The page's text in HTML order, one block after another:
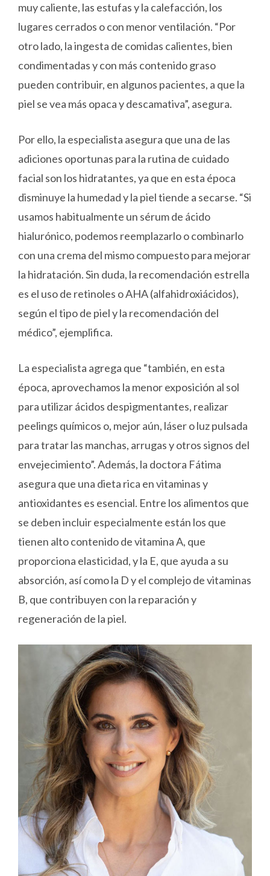
muy caliente, las estufas y la calefacción, los
lugares cerrados o con menor ventilación. “Por
otro lado, la ingesta de comidas calientes, bien
condimentadas y con más contenido graso
pueden contribuir, en algunos pacientes, a que la
piel se vea más opaca y descamativa”, asegura.
Por ello, la especialista asegura que una de las
adiciones oportunas para la rutina de cuidado
facial son los hidratantes, ya que en esta época
disminuye la humedad y la piel tiende a secarse. “Si
usamos habitualmente un sérum de ácido
hialurónico, podemos reemplazarlo o combinarlo
con una crema del mismo compuesto para mejorar
la hidratación. Sin duda, la recomendación estrella
es el uso de retinoles o AHA (alfahidroxiácidos),
según el tipo de piel y la recomendación del
médico”, ejemplifica.
La especialista agrega que “también, en esta
época, aprovechamos la menor exposición al sol
para utilizar ácidos despigmentantes, realizar
peelings químicos o, mejor aún, láser o luz pulsada
para tratar las manchas, arrugas y otros signos del
envejecimiento”. Además, la doctora Fátima
asegura que una dieta rica en vitaminas y
antioxidantes es esencial. Entre los alimentos que
se deben incluir especialmente están los que
tienen alto contenido de vitamina A, que
proporciona elasticidad, y la E, que ayuda a su
absorción, así como la D y el complejo de vitaminas
B, que contribuyen con la reparación y
regeneración de la piel.